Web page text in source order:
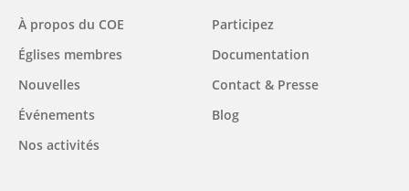
Main
navigation
À propos du COE
Églises membres
Nouvelles
Événements
Nos activités
Participez
Documentation
Contact & Presse
Blog